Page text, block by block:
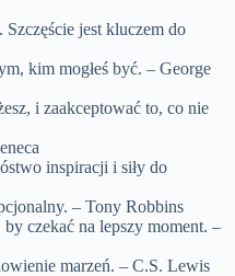
Szczęście jest kluczem do
kim mogłeś być. – George
i zaakceptować to, co nie
inspiracji i siły do
– Tony Robbins
czekać na lepszy moment. –
marzeń. – C.S. Lewis